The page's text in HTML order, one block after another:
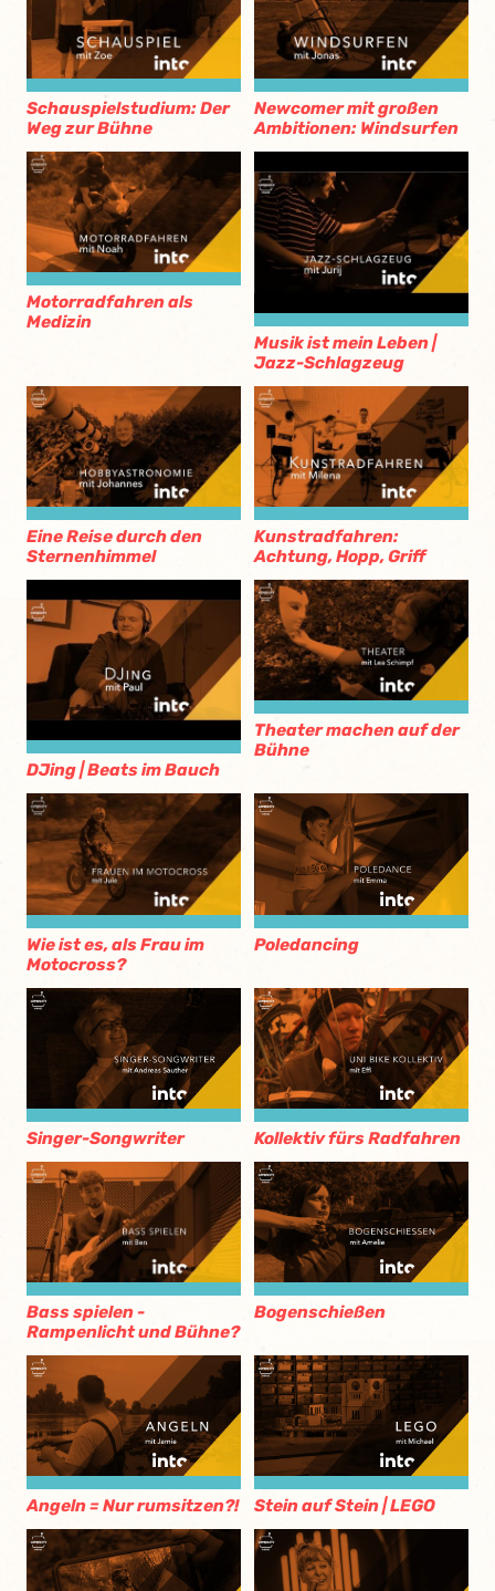
Schauspielstudium: Der
Weg zur Bühne
Newcomer mit großen
Ambitionen: Windsurfen
Motorradfahren als
Medizin
Musik ist mein Leben |
Jazz-Schlagzeug
Eine Reise durch den
Sternenhimmel
Kunstradfahren:
Achtung, Hopp, Griff
DJing | Beats im Bauch
Theater machen auf der
Bühne
Wie ist es, als Frau im
Motocross?
Poledancing
Singer-Songwriter Kollektiv fürs Radfahren
Bass spielen -
Rampenlicht und Bühne?
Bogenschießen
Angeln = Nur rumsitzen?! Stein auf Stein | LEGO